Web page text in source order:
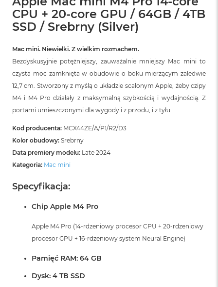
CPU + 20-core GPU / 64GB / 4TB
SSD / Srebrny (Silver)
Mac mini. Niewielki. Z wielkim rozmachem.
Bezdyskusyjnie potężniejszy, zauważalnie mniejszy Mac mini to
czysta moc zamknięta w obudowie o boku mierzącym zaledwie
12,7 cm. Stworzony z myślą o układzie scalonym Apple, żeby czipy
M4 i M4 Pro działały z maksymalną szybkością i wydajnością. Z
portami umieszczonymi dla wygody i z przodu, i z tyłu.
Kod producenta: MCX44ZE/A/P1/R2/D3
Kolor obudowy: Srebrny
Data premiery modelu: Late 2024
Kategoria: Mac mini
Specyfikacja:
Chip Apple M4 Pro
Apple M4 Pro (14-rdzeniowy procesor CPU + 20-rdzeniowy
procesor GPU + 16-rdzeniowy system Neural Engine)
Pamięć RAM: 64 GB
Dysk: 4 TB SSD